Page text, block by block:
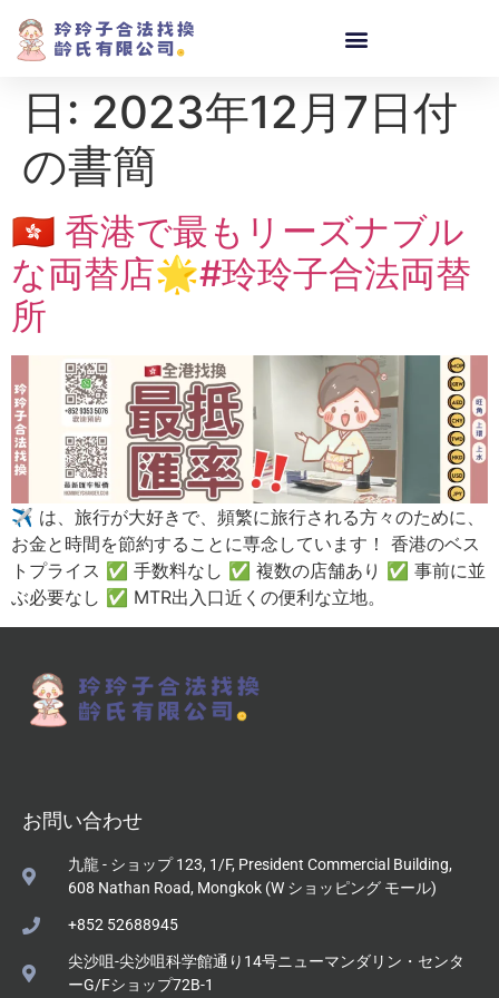
日: 2023年12月7日付
の書簡
🇭🇰 香港で最もリーズナブル
な両替店🌟#玲玲子合法両替
所
✈️ は、旅行が大好きで、頻繁に旅行される方々のために、
お金と時間を節約することに専念しています！ 香港のベス
トプライス ✅ 手数料なし ✅ 複数の店舗あり ✅ 事前に並
ぶ必要なし ✅ MTR出入口近くの便利な立地。
お問い合わせ
九龍 - ショップ 123, 1/F, President Commercial Building,
608 Nathan Road, Mongkok (W ショッピング モール)
+852 52688945
尖沙咀-尖沙咀科学館通り14号ニューマンダリン・センタ
ーG/Fショップ72B-1